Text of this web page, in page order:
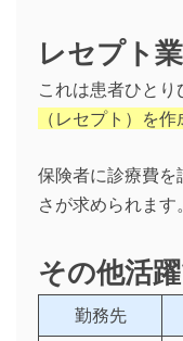
レセプト
これは患者ひと
（レセプト）を作
保険者に診療費
さが求められます。
その他活
勤務先